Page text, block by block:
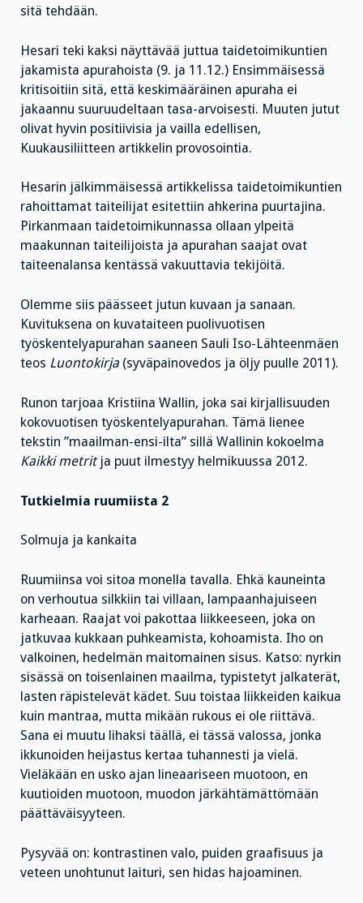
sitä tehdään.
Hesari teki kaksi näyttävää juttua taidetoimikuntien
jakamista apurahoista (9. ja 11.12.) Ensimmäisessä
kritisoitiin sitä, että keskimääräinen apuraha ei
jakaannu suuruudeltaan tasa-arvoisesti. Muuten jutut
olivat hyvin positiivisia ja vailla edellisen,
Kuukausiliitteen artikkelin provosointia.
Hesarin jälkimmäisessä artikkelissa taidetoimikuntien
rahoittamat taiteilijat esitettiin ahkerina puurtajina.
Pirkanmaan taidetoimikunnassa ollaan ylpeitä
maakunnan taiteilijoista ja apurahan saajat ovat
taiteenalansa kentässä vakuuttavia tekijöitä.
Olemme siis päässeet jutun kuvaan ja sanaan.
Kuvituksena on kuvataiteen puolivuotisen
työskentelyapurahan saaneen Sauli Iso-Lähteenmäen
teos Luontokirja (syväpainovedos ja öljy puulle 2011).
Runon tarjoaa Kristiina Wallin, joka sai kirjallisuuden
kokovuotisen työskentelyapurahan. Tämä lienee
tekstin ”maailman-ensi-ilta” sillä Wallinin kokoelma
Kaikki metritja puut ilmestyy helmikuussa 2012.
Tutkielmia ruumiista 2
Solmuja ja kankaita
Ruumiinsa voi sitoa monella tavalla. Ehkä kauneinta
on verhoutua silkkiin tai villaan, lampaanhajuiseen
karheaan. Raajat voi pakottaa liikkeeseen, joka on
jatkuvaa kukkaan puhkeamista, kohoamista. Iho on
valkoinen, hedelmän maitomainen sisus. Katso: nyrkin
sisässä on toisenlainen maailma, typistetyt jalkaterät,
lasten räpistelevät kädet. Suu toistaa liikkeiden kaikua
kuin mantraa, mutta mikään rukous ei ole riittävä.
Sana ei muutu lihaksi täällä, ei tässä valossa, jonka
ikkunoiden heijastus kertaa tuhannesti ja vielä.
Vieläkään en usko ajan lineaariseen muotoon, en
kuutioiden muotoon, muodon järkähtämättömään
päättäväisyyteen.
Pysyvää on: kontrastinen valo, puiden graafisuus ja
veteen unohtunut laituri, sen hidas hajoaminen.